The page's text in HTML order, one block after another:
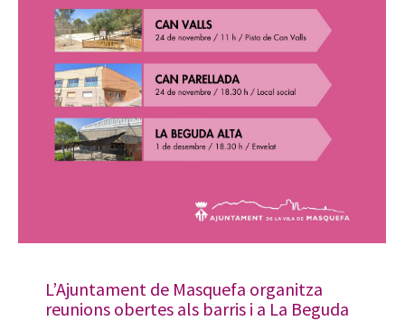
L’Ajuntament de Masquefa organitza
reunions obertes als barris i a La Beguda